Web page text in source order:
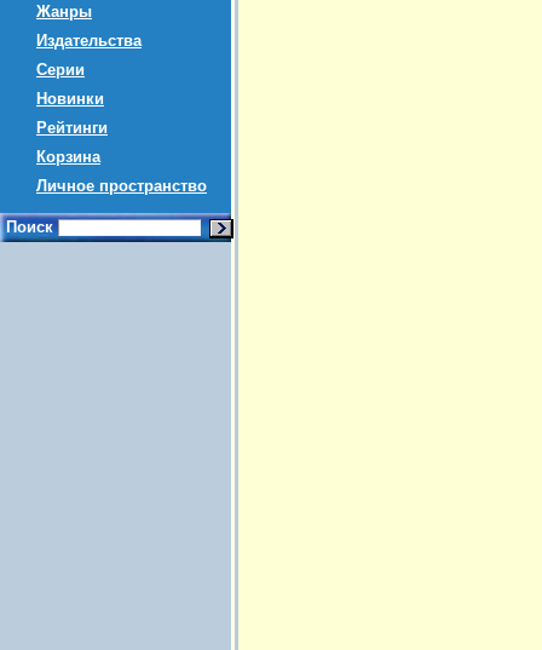
Жанры
Издательства
Серии
Новинки
Рейтинги
Корзина
Личное пространство
Поиск